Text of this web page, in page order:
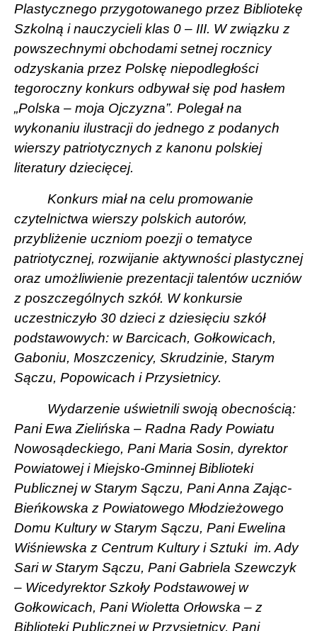
Plastycznego przygotowanego przez Bibliotekę
Szkolną i nauczycieli klas 0 – III. W związku z
powszechnymi obchodami setnej rocznicy
odzyskania przez Polskę niepodległości
tegoroczny konkurs odbywał się pod hasłem
„Polska – moja Ojczyzna”. Polegał na
wykonaniu ilustracji do jednego z podanych
wierszy patriotycznych z kanonu polskiej
literatury dziecięcej.
Konkurs miał na celu promowanie
czytelnictwa wierszy polskich autorów,
przybliżenie uczniom poezji o tematyce
patriotycznej, rozwijanie aktywności plastycznej
oraz umożliwienie prezentacji talentów uczniów
z poszczególnych szkół. W konkursie
uczestniczyło 30 dzieci z dziesięciu szkół
podstawowych: w Barcicach, Gołkowicach,
Gaboniu, Moszczenicy, Skrudzinie, Starym
Sączu, Popowicach i Przysietnicy.
Wydarzenie uświetnili swoją obecnością:
Pani Ewa Zielińska – Radna Rady Powiatu
Nowosądeckiego, Pani Maria Sosin, dyrektor
Powiatowej i Miejsko-Gminnej Biblioteki
Publicznej w Starym Sączu, Pani Anna Zając-
Bieńkowska z Powiatowego Młodzieżowego
Domu Kultury w Starym Sączu, PaniEwelina
Wiśniewska z Centrum Kultury i Sztuki im. Ady
Sari w Starym Sączu, Pani Gabriela Szewczyk
– Wicedyrektor Szkoły Podstawowej w
Gołkowicach, Pani Wioletta Orłowska – z
Biblioteki Publicznej w Przysietnicy, Pani